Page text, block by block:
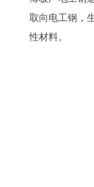
取向电工钢，
性材料。